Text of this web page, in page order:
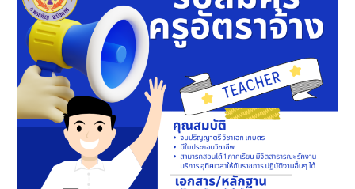
สมัคร
ครู
อัตรา
จ้าง